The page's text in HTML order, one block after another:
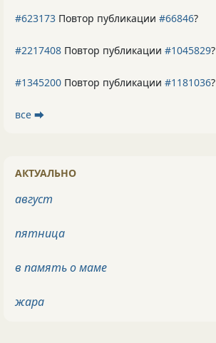
#623173 Повтор публикации #66846?
#2217408 Повтор публикации #1045829?
#1345200 Повтор публикации #1181036?
все ⮕
АКТУАЛЬНО
август
пятница
в память о маме
жара